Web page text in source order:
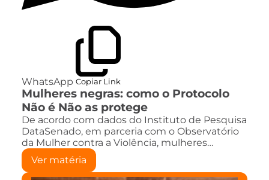
WhatsApp Copiar Link
Mulheres negras: como o Protocolo
Não é Não as protege
De acordo com dados do Instituto de Pesquisa
DataSenado, em parceria com o Observatório
da Mulher contra a Violência, mulheres…
Ver matéria